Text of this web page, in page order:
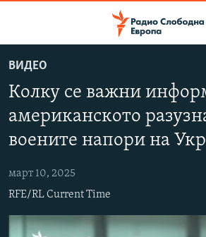
на
содржината
Оди
главната
Премини
на
пребарување
МАКЕДОНИЈА
СВЕТ
ВИЗУЕЛНО
ШТО ТРЕБА ДА ЗНАЕТЕ
ПРИЈАВИ СЕ ЗА ЊУЗЛЕТЕР
ПОДКАСТ ЗОШТО?
ВИДЕО
Колку се важни
американското
воените напори на
март 10, 2025
RFE/RL Current Time